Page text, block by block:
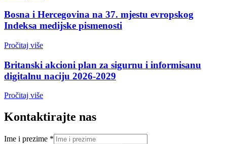
Bosna i Hercegovina na 37. mjestu evropskog
Indeksa medijske pismenosti
Pročitaj više
Britanski akcioni plan za sigurnu i informisanu
digitalnu naciju 2026-2029
Pročitaj više
Kontaktirajte nas
Ime i prezime *